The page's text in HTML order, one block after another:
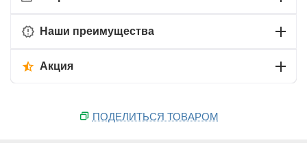
Наши преимущества
Акция
ПОДЕЛИТЬСЯ ТОВАРОМ